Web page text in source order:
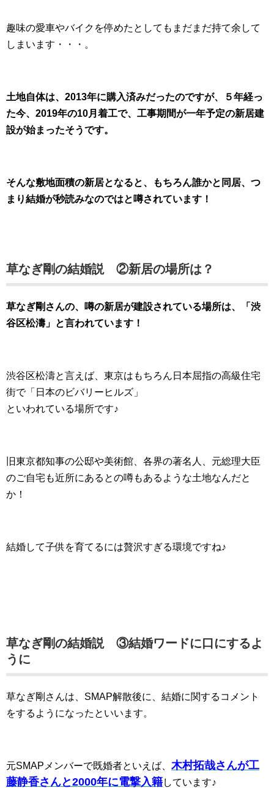
趣味の愛車やバイクを停めたとしてもまだまだ持て余して
しまいます・・・。
土地自体は、2013年に購入済みだったのですが、５年経っ
た今、2019年の10月着工で、工事期間が一年予定の新居建
設が始まったそうです。
そんな敷地面積の新居となると、もちろん誰かと同居、つ
まり結婚が秒読みなのではと噂されています！
草なぎ剛の結婚説 ②新居の場所は？
草なぎ剛さんの、噂の新居が建設されている場所は、「渋
谷区松濤」と言われています！
渋谷区松濤と言えば、東京はもちろん日本屈指の高級住宅
街で「日本のビバリーヒルズ」
といわれている場所です♪
旧東京都知事の公邸や美術館、各界の著名人、元総理大臣
のご自宅も近所にあるとの噂もあるような土地なんだと
か！
結婚して子供を育てるには贅沢すぎる環境ですね♪
草なぎ剛の結婚説 ③結婚ワードに口にするよ
うに
草なぎ剛さんは、SMAP解散後に、結婚に関するコメント
をするようになったといいます。
元SMAPメンバーで既婚者といえば、 木村拓哉さんが工
藤静香さんと2000年に電撃入籍しています♪